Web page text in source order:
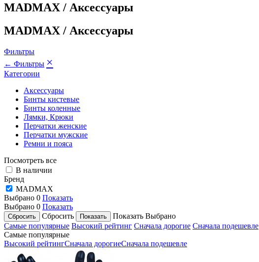
MADMAX / Аксессуары
MADMAX / Аксессуары
Фильтры
← Фильтры ×
Категории
Аксессуары
Бинты кистевые
Бинты коленные
Лямки, Крюки
Перчатки женские
Перчатки мужские
Ремни и пояса
Посмотреть все
В наличии
Бренд
MADMAX
Выбрано 0 Показать
Выбрано 0 Показать
Сбросить
Показать Выбрано
Самые популярные Высокий рейтинг Сначала дорогие Сначала подешевле
Самые популярные
Высокий рейтингСначала дорогиеСначала подешевле